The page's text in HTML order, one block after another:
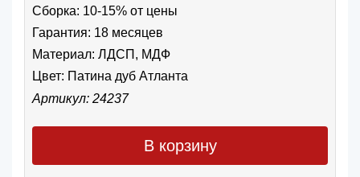
Сборка: 10-15% от цены
Гарантия: 18 месяцев
Материал: ЛДСП, МДФ
Цвет: Патина дуб Атланта
Артикул: 24237
В корзину